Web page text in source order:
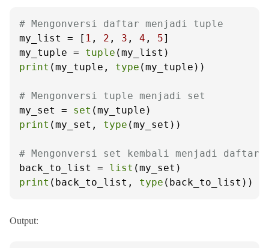
# Mengonversi daftar menjadi tuple
my_list = [ 1 , 2 , 3 , 4 , 5]
my_tuple = tuple
print (my_tuple, type (my_tuple))
# Mengonversi tuple menjadi set
my_set = set
print (my_set, type (my_set))
# Mengonversi set kembali menjadi daftar
back_to_list = list
print (back_to_list, type (back_to_list))
Output: